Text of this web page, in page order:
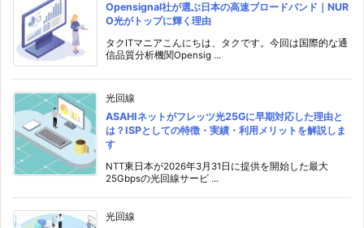
Opensignal社が選ぶ日本の高速ブロードバンド｜NUR
O光がトップに輝く理由
タクITマニアこんにちは、タクです。今回は国際的な通
信品質分析機関Opensig ...
光回線
ASAHIネットがフレッツ光25Gに早期対応した理由と
は？ISPとしての特徴・実績・利用メリットを解説しま
す
NTT東日本が2026年3月31日に提供を開始した最大
25Gbpsの光回線サービ ...
光回線